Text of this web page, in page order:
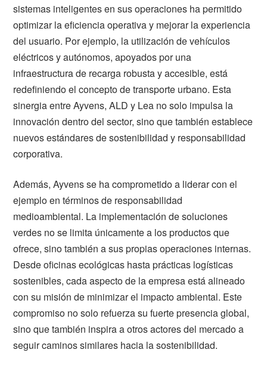
sistemas inteligentes en sus operaciones ha permitido
optimizar la eficiencia operativa y mejorar la experiencia
del usuario. Por ejemplo, la utilización de vehículos
eléctricos y autónomos, apoyados por una
infraestructura de recarga robusta y accesible, está
redefiniendo el concepto de transporte urbano. Esta
sinergia entre Ayvens, ALD y Lea no solo impulsa la
innovación dentro del sector, sino que también establece
nuevos estándares de sostenibilidad y responsabilidad
corporativa.
Además, Ayvens se ha comprometido a liderar con el
ejemplo en términos de responsabilidad
medioambiental. La implementación de soluciones
verdes no se limita únicamente a los productos que
ofrece, sino también a sus propias operaciones internas.
Desde oficinas ecológicas hasta prácticas logísticas
sostenibles, cada aspecto de la empresa está alineado
con su misión de minimizar el impacto ambiental. Este
compromiso no solo refuerza su fuerte presencia global,
sino que también inspira a otros actores del mercado a
seguir caminos similares hacia la sostenibilidad.